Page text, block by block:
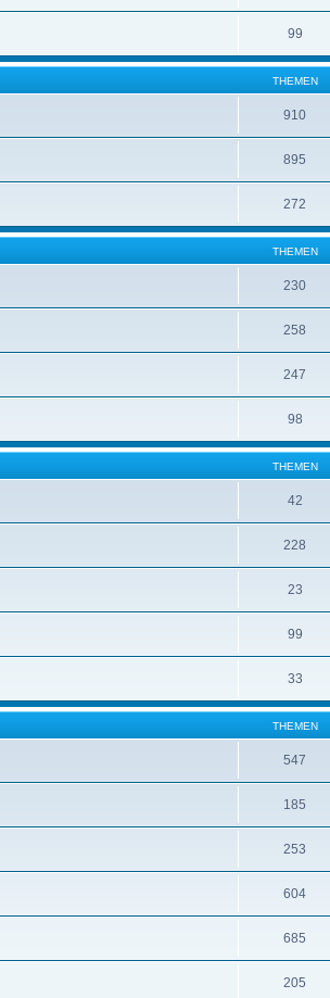
99
THEMEN
910
895
272
THEMEN
230
258
247
98
THEMEN
42
228
23
99
33
THEMEN
547
185
253
604
685
205